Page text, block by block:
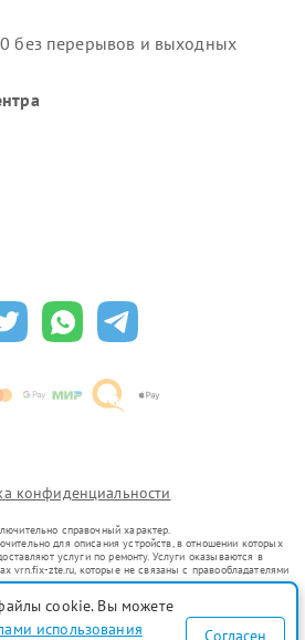
без перерывов и выходных
конфиденциальности
справочный характер.
для описания устройств, в отношении которых
услуги по ремонту. Услуги оказываются в
vrn.fix-zte.ru, которые не связаны с правообладателями
представителями.
уже введенных в гражданский оборот в соответствии
цели индивидуализации услуг или введения
для информирования о предоставляемых услугах по
cookie. Вы можете
использования Согласен